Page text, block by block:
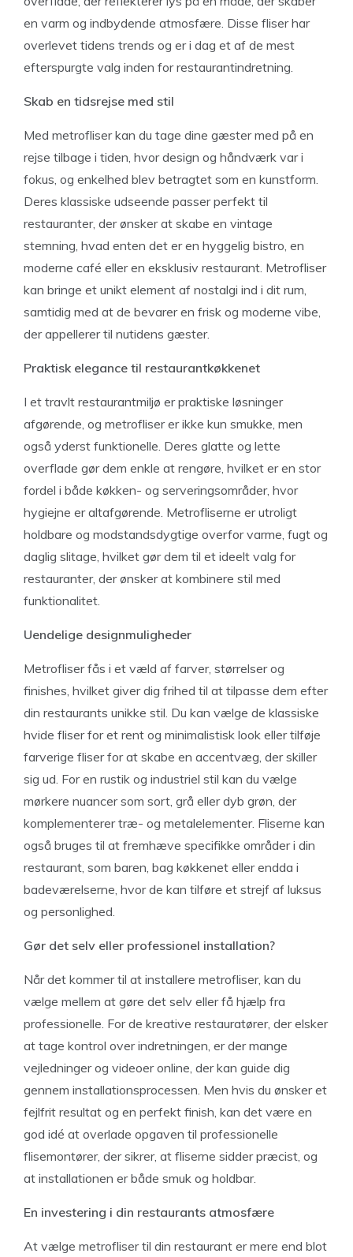
en varm og indbydende atmosfære. Disse fliser har
overlevet tidens trends og er i dag et af de mest
efterspurgte valg inden for restaurantindretning.
Skab en tidsrejse med stil
Med metrofliser kan du tage dine gæster med på en
rejse tilbage i tiden, hvor design og håndværk var i
fokus, og enkelhed blev betragtet som en kunstform.
Deres klassiske udseende passer perfekt til
restauranter, der ønsker at skabe en vintage
stemning, hvad enten det er en hyggelig bistro, en
moderne café eller en eksklusiv restaurant. Metrofliser
kan bringe et unikt element af nostalgi ind i dit rum,
samtidig med at de bevarer en frisk og moderne vibe,
der appellerer til nutidens gæster.
Praktisk elegance til restaurantkøkkenet
I et travlt restaurantmiljø er praktiske løsninger
afgørende, og metrofliser er ikke kun smukke, men
også yderst funktionelle. Deres glatte og lette
overflade gør dem enkle at rengøre, hvilket er en stor
fordel i både køkken- og serveringsområder, hvor
hygiejne er altafgørende. Metrofliserne er utroligt
holdbare og modstandsdygtige overfor varme, fugt og
daglig slitage, hvilket gør dem til et ideelt valg for
restauranter, der ønsker at kombinere stil med
funktionalitet.
Uendelige designmuligheder
Metrofliser fås i et væld af farver, størrelser og
finishes, hvilket giver dig frihed til at tilpasse dem efter
din restaurants unikke stil. Du kan vælge de klassiske
hvide fliser for et rent og minimalistisk look eller tilføje
farverige fliser for at skabe en accentvæg, der skiller
sig ud. For en rustik og industriel stil kan du vælge
mørkere nuancer som sort, grå eller dyb grøn, der
komplementerer træ- og metalelementer. Fliserne kan
også bruges til at fremhæve specifikke områder i din
restaurant, som baren, bag køkkenet eller endda i
badeværelserne, hvor de kan tilføre et strejf af luksus
og personlighed.
Gør det selv eller professionel installation?
Når det kommer til at installere metrofliser, kan du
vælge mellem at gøre det selv eller få hjælp fra
professionelle. For de kreative restauratører, der elsker
at tage kontrol over indretningen, er der mange
vejledninger og videoer online, der kan guide dig
gennem installationsprocessen. Men hvis du ønsker et
fejlfrit resultat og en perfekt finish, kan det være en
god idé at overlade opgaven til professionelle
flisemontører, der sikrer, at fliserne sidder præcist, og
at installationen er både smuk og holdbar.
En investering i din restaurants atmosfære
At vælge metrofliser til din restaurant er mere end blot